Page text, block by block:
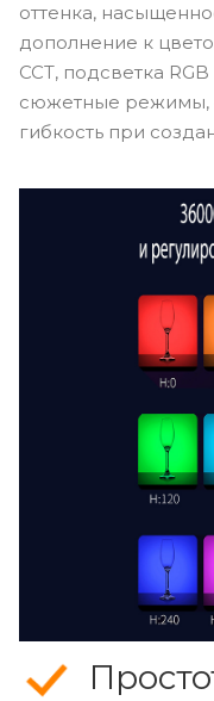
оттенка,
дополнение к
CCT, подсветка
сюжетные режимы,
гибкость при